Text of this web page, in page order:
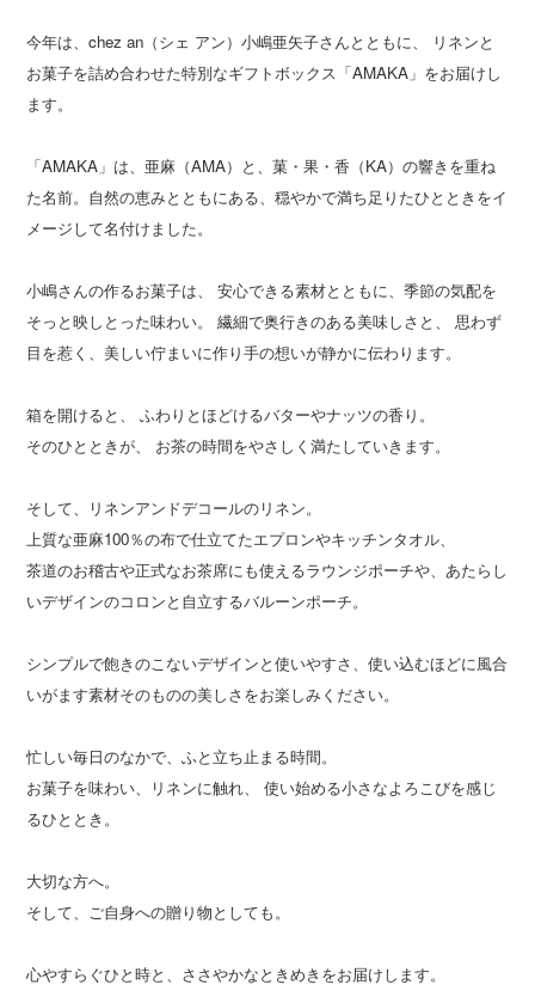
今年は、chez an（シェ アン）小嶋亜矢子さんとともに、 リネンと
お菓子を詰め合わせた特別なギフトボックス「AMAKA」をお届けし
ます。
「AMAKA」は、亜麻（AMA）と、菓・果・香（KA）の響きを重ね
た名前。自然の恵みとともにある、穏やかで満ち足りたひとときをイ
メージして名付けました。
小嶋さんの作るお菓子は、 安心できる素材とともに、季節の気配を
そっと映しとった味わい。 繊細で奥行きのある美味しさと、 思わず
目を惹く、美しい佇まいに作り手の想いが静かに伝わります。
箱を開けると、 ふわりとほどけるバターやナッツの香り。
そのひとときが、 お茶の時間をやさしく満たしていきます。
そして、リネンアンドデコールのリネン。
上質な亜麻100％の布で仕立てたエプロンやキッチンタオル、
茶道のお稽古や正式なお茶席にも使えるラウンジポーチや、あたらし
いデザインのコロンと自立するバルーンポーチ。
シンプルで飽きのこないデザインと使いやすさ、使い込むほどに風合
いがます素材そのものの美しさをお楽しみください。
忙しい毎日のなかで、ふと立ち止まる時間。
お菓子を味わい、リネンに触れ、 使い始める小さなよろこびを感じ
るひととき。
大切な方へ。
そして、ご自身への贈り物としても。
心やすらぐひと時と、ささやかなときめきをお届けします。